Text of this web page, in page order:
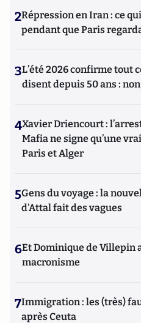
2Répression en Iran : ce
pendant que Paris
3L’été 2026 confirme tout
disent depuis 50 ans :
4Xavier Driencourt :
Mafia ne signe qu’une
Paris et Alger
5Gens du voyage : la
d'Attal fait des vagues
6Et Dominique de Villepin
macronisme
7Immigration : les (très)
après Ceuta